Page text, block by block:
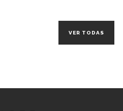
VER TODAS